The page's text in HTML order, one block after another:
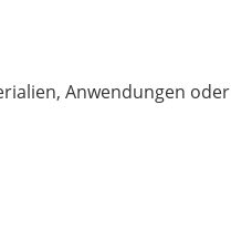
Anwendungen oder